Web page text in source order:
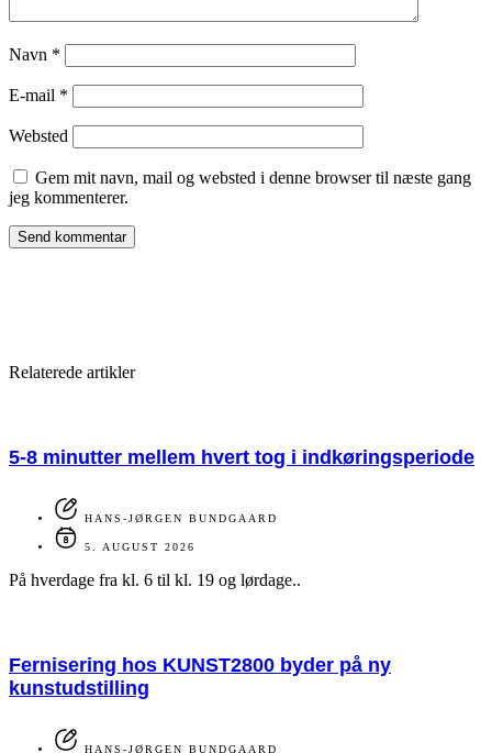
Navn *
E-mail *
Websted
Gem mit navn, mail og websted i denne browser til næste gang
jeg kommenterer.
Relaterede artikler
5-8 minutter mellem hvert tog i indkøringsperiode
HANS-JØRGEN BUNDGAARD
5. AUGUST 2026
På hverdage fra kl. 6 til kl. 19 og lørdage..
Fernisering hos KUNST2800 byder på ny
kunstudstilling
HANS-JØRGEN BUNDGAARD